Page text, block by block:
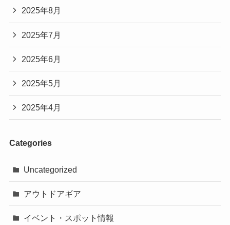
2025年8月
2025年7月
2025年6月
2025年5月
2025年4月
Categories
Uncategorized
アウトドアギア
イベント・スポット情報